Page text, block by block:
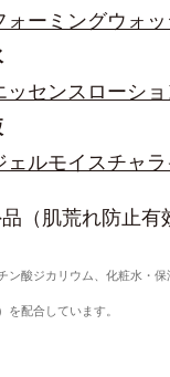
ーミングウォ
ッセンスローシ
ェルモイスチャ
（肌荒れ防止有
ン酸ジカリウム、化粧水・
を配合しています。